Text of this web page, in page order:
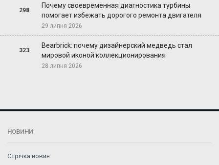
298
Почему своевременная диагностика турбины
помогает избежать дорогого ремонта двигателя
29 липня 2026
323
Bearbrick: почему дизайнерский медведь стал
мировой иконой коллекционирования
28 липня 2026
НОВИНИ
Стрічка новин